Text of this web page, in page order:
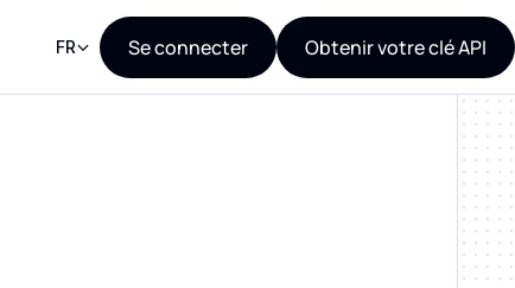
FR Se connecter Obtenir votre clé API